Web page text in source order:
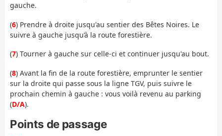
gauche.
(6) Prendre à droite jusqu'au sentier des Bêtes Noires. Le
suivre à gauche jusqu’à la route forestière.
(7) Tourner à gauche sur celle-ci et continuer jusqu'au bout.
(8) Avant la fin de la route forestière, emprunter le sentier
sur la droite qui passe sous la ligne TGV, puis suivre le
prochain chemin à gauche : vous voilà revenu au parking
(D/A).
Points de passage